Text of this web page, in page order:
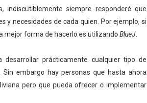
indiscutiblemente siempre responderé que
y necesidades de cada quien. Por ejemplo, si
mejor forma de hacerlo es utilizando BlueJ
prácticamente cualquier tipo de
embargo hay personas que hasta ahora
pero que pueda ofrecer o implementar